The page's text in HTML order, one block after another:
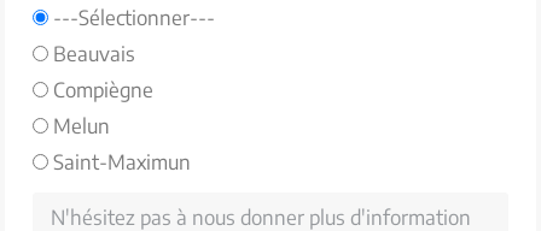
---Sélectionner---
Beauvais
Compiègne
Melun
Saint-Maximun